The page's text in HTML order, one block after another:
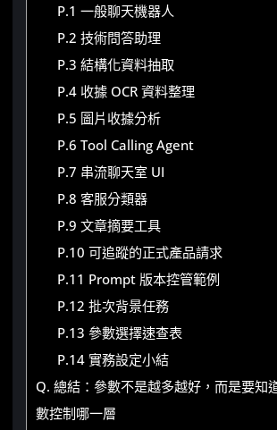
P.1 一般聊天機器人
P.2 技術問答助理
P.3 結構化資料抽取
P.4 收據 OCR 資料整理
P.5 圖片收據分析
P.6 Tool Calling Agent
P.7 串流聊天室 UI
P.8 客服分類器
P.9 文章摘要工具
P.10 可追蹤的正式產品請求
P.11 Prompt 版本控管範例
P.12 批次背景任務
P.13 參數選擇速查表
P.14 實務設定小結
Q. 總結：參數不是越多越好，而是要知
數控制哪一層